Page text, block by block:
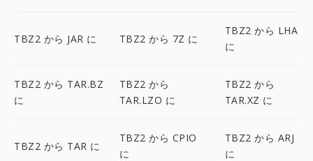
TBZ2 から JAR に TBZ2 から 7Z に
TBZ2 から LHA
に
TBZ2 から TAR.BZ
に
TBZ2 から
TAR.LZO に
TBZ2 から
TAR.XZ に
TBZ2 から TAR に
TBZ2 から CPIO
に
TBZ2 から ARJ
に